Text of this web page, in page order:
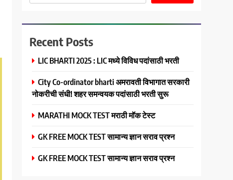
Recent Posts
LIC BHARTI 2025 : LIC मध्ये विविध पदांसाठी भरती
City Co-ordinator bharti अमरावती विभागात सरकारी
नोकरीची संधी! शहर समन्वयक पदांसाठी भरती सुरू
MARATHI MOCK TEST मराठी मॉक टेस्ट
GK FREE MOCK TEST सामान्य ज्ञान सराव प्रश्न
GK FREE MOCK TEST सामान्य ज्ञान सराव प्रश्न